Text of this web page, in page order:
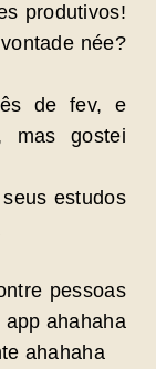
produtivos!
née?
de fev, e
mas gostei
estudos
pessoas
app ahahaha
ahahaha